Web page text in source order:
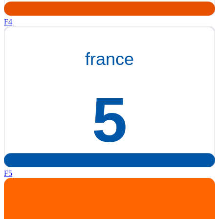
F4
F5